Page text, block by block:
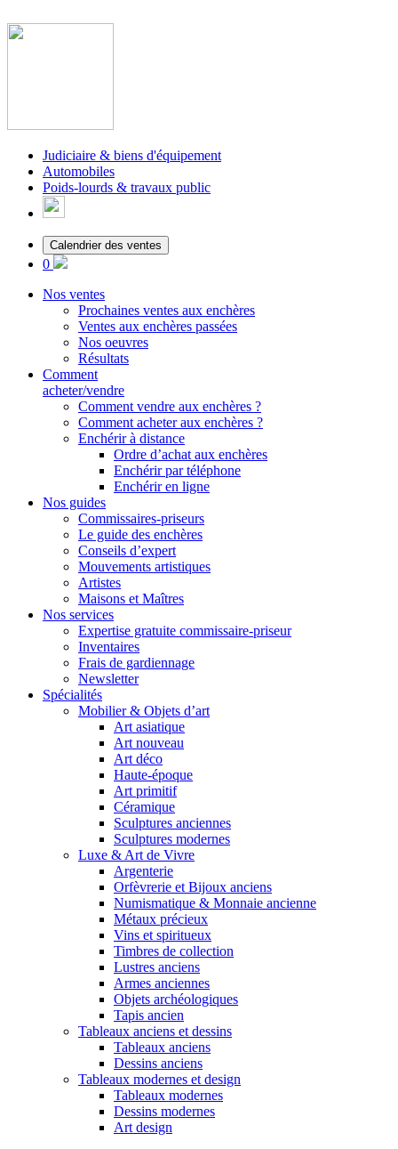
Judiciaire & biens d'équipement
Automobiles
Poids-lourds & travaux public
Calendrier des ventes
0
Nos ventes
Prochaines ventes aux enchères
Ventes aux enchères passées
Nos oeuvres
Résultats
Comment
acheter/vendre
Comment vendre aux enchères ?
Comment acheter aux enchères ?
Enchérir à distance
Ordre d’achat aux enchères
Enchérir par téléphone
Enchérir en ligne
Nos guides
Commissaires-priseurs
Le guide des enchères
Conseils d’expert
Mouvements artistiques
Artistes
Maisons et Maîtres
Nos services
Expertise gratuite commissaire-priseur
Inventaires
Frais de gardiennage
Newsletter
Spécialités
Mobilier & Objets d’art
Art asiatique
Art nouveau
Art déco
Haute-époque
Art primitif
Céramique
Sculptures anciennes
Sculptures modernes
Luxe & Art de Vivre
Argenterie
Orfèvrerie et Bijoux anciens
Numismatique & Monnaie ancienne
Métaux précieux
Vins et spiritueux
Timbres de collection
Lustres anciens
Armes anciennes
Objets archéologiques
Tapis ancien
Tableaux anciens et dessins
Tableaux anciens
Dessins anciens
Tableaux modernes et design
Tableaux modernes
Dessins modernes
Art design